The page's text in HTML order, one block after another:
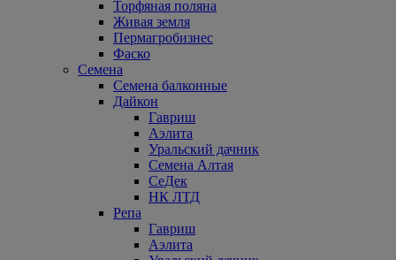
Торфяная поляна
Живая земля
Пермагробизнес
Фаско
Семена
Семена балконные
Дайкон
Гавриш
Аэлита
Уральский дачник
Семена Алтая
СеДек
НК ЛТД
Репа
Гавриш
Аэлита